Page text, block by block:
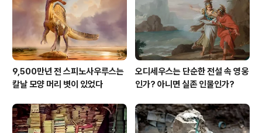
9,500만년 전 스피노사우루스는
칼날 모양 머리 볏이 있었다
오디세우스는 단순한 전설 속 영웅
인가? 아니면 실존 인물인가?